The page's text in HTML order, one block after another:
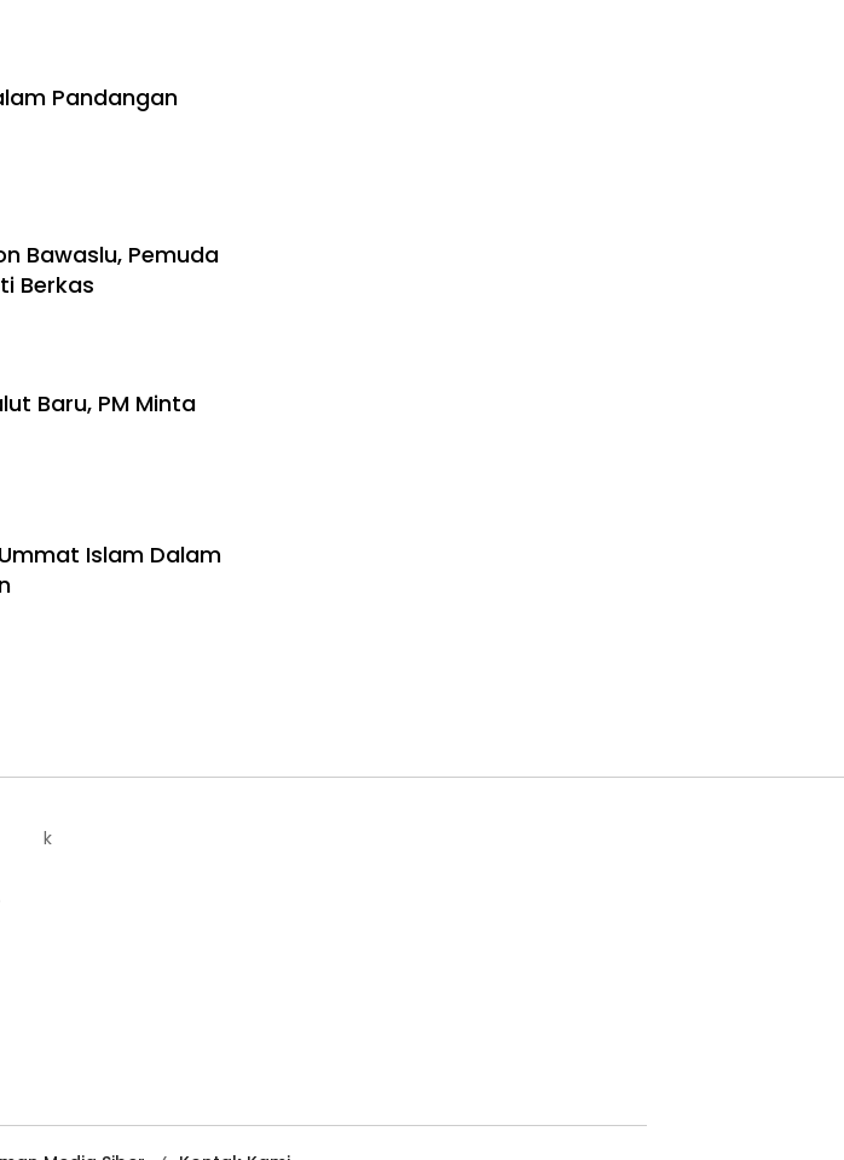
Pandangan
Bawaslu, Pemuda
Berkas
Baru, PM Minta
Islam Dalam
k